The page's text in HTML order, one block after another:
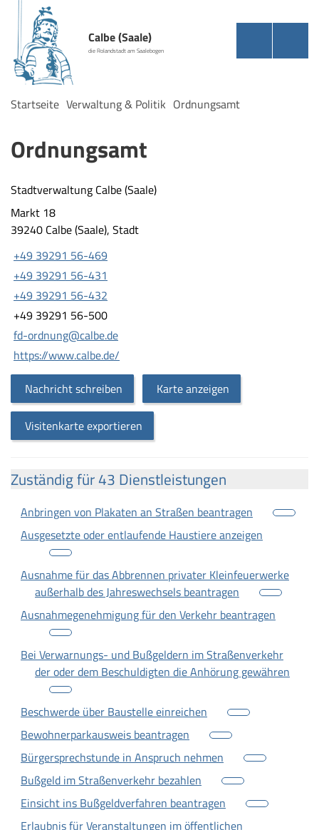
Calbe (Saale)
die Rolandstadt am Saalebogen
Startseite Verwaltung & Politik Ordnungsamt
Ordnungsamt
Stadtverwaltung Calbe (Saale)
Markt 18
39240 Calbe (Saale), Stadt
+49 39291 56-469
+49 39291 56-431
+49 39291 56-432
+49 39291 56-500
fd-ordnung@calbe.de
https://www.calbe.de/
Nachricht schreiben
Karte anzeigen
Visitenkarte exportieren
Zuständig für 43 Dienstleistungen
Anbringen von Plakaten an Straßen beantragen
Ausgesetzte oder entlaufende Haustiere anzeigen
Ausnahme für das Abbrennen privater Kleinfeuerwerke
außerhalb des Jahreswechsels beantragen
Ausnahmegenehmigung für den Verkehr beantragen
Bei Verwarnungs- und Bußgeldern im Straßenverkehr
der oder dem Beschuldigten die Anhörung gewähren
Beschwerde über Baustelle einreichen
Bewohnerparkausweis beantragen
Bürgersprechstunde in Anspruch nehmen
Bußgeld im Straßenverkehr bezahlen
Einsicht ins Bußgeldverfahren beantragen
Erlaubnis für Veranstaltungen im öffentlichen